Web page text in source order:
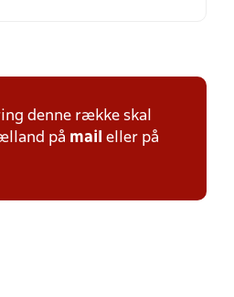
denne række skal
på mail eller på